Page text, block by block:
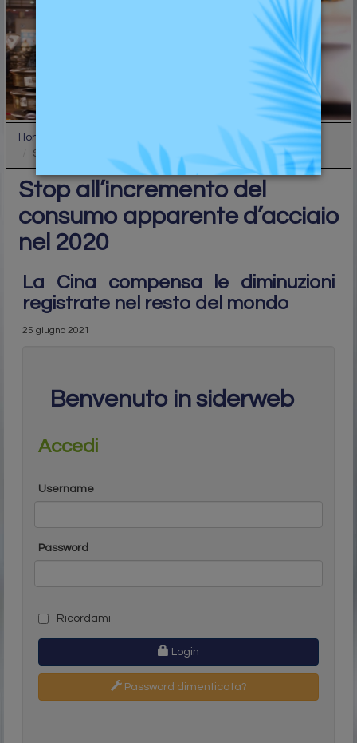
Home
Stop all’incremento del consumo apparente d’acciai...
Stop all’incremento del
consumo apparente d’acciaio
nel 2020
La Cina compensa le diminuzioni
registrate nel resto del mondo
25 giugno 2021
Benvenuto in siderweb
Accedi
Username
Password
Ricordami
Login
Password dimenticata?